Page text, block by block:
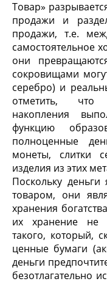
Товар»
продажи и
продажи, т.е.
самостоятельное
они
сокровищами
серебро) и
отметить, что
накопления
функцию
полноценные
монеты, слитки
изделия из этих
Поскольку
товаром, они
хранения
их хранение не
такого, который,
ценные бумаги
деньги
безотлагательно